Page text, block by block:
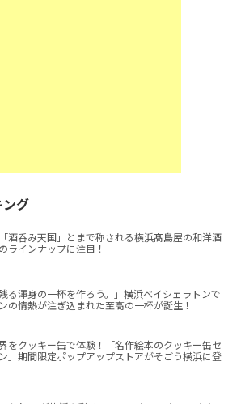
ング
「酒呑み天国」とまで称される横浜髙島屋の和洋酒
ラインナップに注目！
残る渾身の一杯を作ろう。」横浜ベイシェラトンで
の情熱が注ぎ込まれた至高の一杯が誕生！
をクッキー缶で体験！「名作絵本のクッキー缶セ
」期間限定ポップアップストアがそごう横浜に登